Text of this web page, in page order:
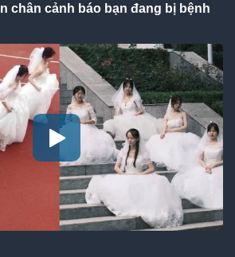
chân cảnh báo bạn đang bị bệnh